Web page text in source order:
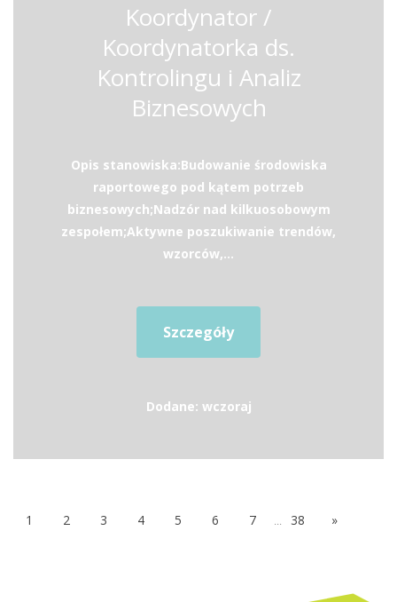
Koordynator /
Koordynatorka ds.
Kontrolingu i Analiz
Biznesowych
Opis stanowiska:Budowanie środowiska
raportowego pod kątem potrzeb
biznesowych;Nadzór nad kilkuosobowym
zespołem;Aktywne poszukiwanie trendów,
wzorców,...
Szczegóły
Dodane: wczoraj
1 2 3 4 5 6 7 ... 38 »